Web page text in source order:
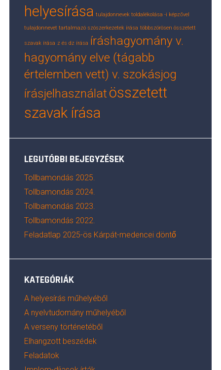
helyesírása tulajdonnevek toldalékolása -i képzővel
tulajdonnevet tartalmazó szószerkezetek írása többszörösen összetett
szavak írása z és dz írása íráshagyomány v.
hagyomány elve (tágabb
értelemben vett) v. szokásjog
írásjelhasználatösszetett
szavak írása
LEGUTÓBBI BEJEGYZÉSEK
Tollbamondás 2025.
Tollbamondás 2024.
Tollbamondás 2023.
Tollbamondás 2022.
Feladatlap 2025-ös Kárpát-medencei döntő
KATEGÓRIÁK
A helyesírás műhelyéből
A nyelvtudomány műhelyéből
A verseny történetéből
Elhangzott beszédek
Feladatok